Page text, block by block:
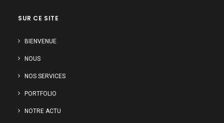
SUR CE SITE
BIENVENUE
NOUS
NOS SERVICES
PORTFOLIO
NOTRE ACTU